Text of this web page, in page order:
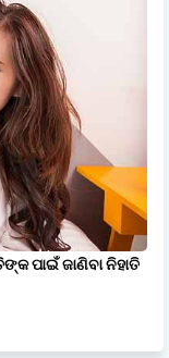
ପାଇଁ ଜାଣିବା ନିହାତି